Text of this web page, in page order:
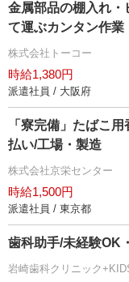
金属部品の棚入れ
て運ぶカンタン作業
株式会社トーコー
時給1,380円
派遣社員 / 大阪府
「寮完備」たばこ
払い/工場・製造
株式会社京栄センター
時給1,500円
派遣社員 / 東京都
歯科助手/未経験OK
崎歯科クリニック